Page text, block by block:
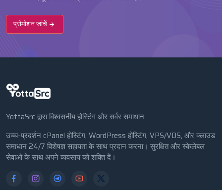
प्रोमोशन जांचें
YottaSrc द्वारा विश्वसनीय होस्टिंग और सर्वर समाधान
उच्च-प्रदर्शन cPanel होस्टिंग, WordPress होस्टिंग, VPS/VDS, और क्लाउड
समाधान 24/7 विशेषज्ञ सहायता के साथ प्रदान करना। सुरक्षित और स्केलेबल
सेवाओं के साथ अपने व्यवसाय को शक्ति दें।